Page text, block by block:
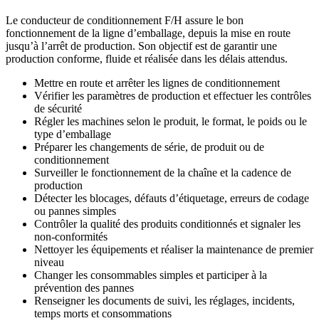
Le conducteur de conditionnement F/H assure le bon
fonctionnement de la ligne d’emballage, depuis la mise en route
jusqu’à l’arrêt de production. Son objectif est de garantir une
production conforme, fluide et réalisée dans les délais attendus.
Mettre en route et arrêter les lignes de conditionnement
Vérifier les paramètres de production et effectuer les contrôles
de sécurité
Régler les machines selon le produit, le format, le poids ou le
type d’emballage
Préparer les changements de série, de produit ou de
conditionnement
Surveiller le fonctionnement de la chaîne et la cadence de
production
Détecter les blocages, défauts d’étiquetage, erreurs de codage
ou pannes simples
Contrôler la qualité des produits conditionnés et signaler les
non-conformités
Nettoyer les équipements et réaliser la maintenance de premier
niveau
Changer les consommables simples et participer à la
prévention des pannes
Renseigner les documents de suivi, les réglages, incidents,
temps morts et consommations